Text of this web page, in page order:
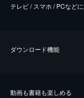
テレビ / スマホ / PCなど
ダウンロード機能
動画も書籍も楽しめる